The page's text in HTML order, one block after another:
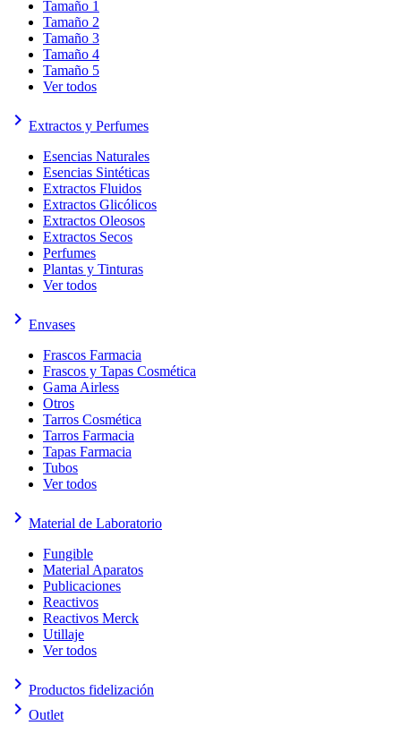
Tamaño 1
Tamaño 2
Tamaño 3
Tamaño 4
Tamaño 5
Ver todos
keyboard_arrow_right Extractos y Perfumes
Esencias Naturales
Esencias Sintéticas
Extractos Fluidos
Extractos Glicólicos
Extractos Oleosos
Extractos Secos
Perfumes
Plantas y Tinturas
Ver todos
keyboard_arrow_right Envases
Frascos Farmacia
Frascos y Tapas Cosmética
Gama Airless
Otros
Tarros Cosmética
Tarros Farmacia
Tapas Farmacia
Tubos
Ver todos
keyboard_arrow_right Material de Laboratorio
Fungible
Material Aparatos
Publicaciones
Reactivos
Reactivos Merck
Utillaje
Ver todos
keyboard_arrow_right Productos fidelización
keyboard_arrow_right Outlet